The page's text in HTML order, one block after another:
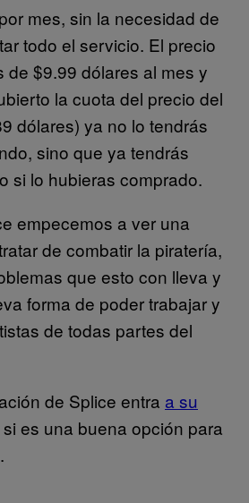
mes, sin la necesidad de
todo el servicio. El precio
de $9.99 dólares al mes y
la cuota del precio del
dólares) ya no lo tendrás
sino que ya tendrás
si lo hubieras comprado.
empecemos a ver una
de combatir la piratería,
que esto con lleva y
forma de poder trabajar y
de todas partes del
de Splice entra a su
es una buena opción para